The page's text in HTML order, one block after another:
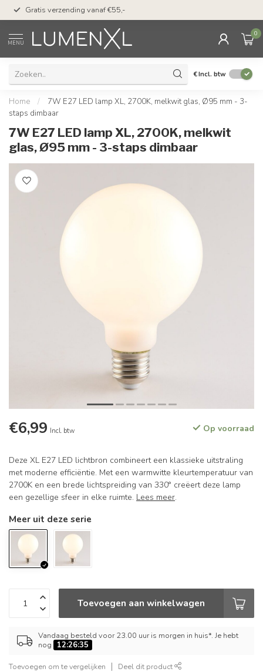
Gratis verzending vanaf €55,-
MENU
0
€Incl. btw
Home /
7W E27 LED lamp XL, 2700K, melkwit glas, Ø95 mm - 3-
staps dimbaar
7W E27 LED lamp XL, 2700K, melkwit
glas, Ø95 mm - 3-staps dimbaar
€6,99 Incl. btw Op voorraad
Deze XL E27 LED lichtbron combineert een klassieke uitstraling
met moderne efficiëntie. Met een warmwitte kleurtemperatuur van
2700K en een brede lichtspreiding van 330° creëert deze lamp
een gezellige sfeer in elke ruimte. Lees meer.
Meer uit deze serie
Toevoegen aan winkelwagen
Vandaag besteld voor 23.00 uur is morgen in huis*. Je hebt
nog
12:26:34
Toevoegen om te vergelijken Deel dit product